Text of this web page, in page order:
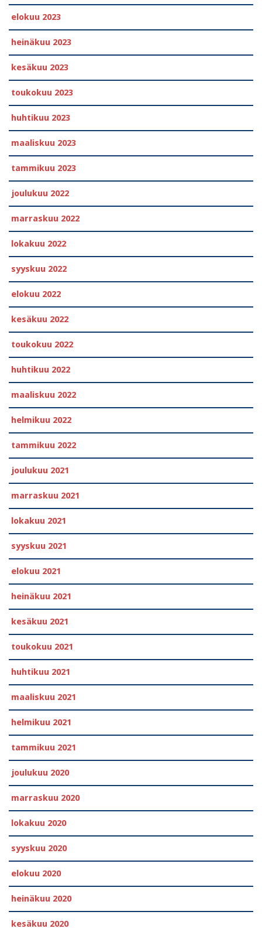
elokuu 2023
heinäkuu 2023
kesäkuu 2023
toukokuu 2023
huhtikuu 2023
maaliskuu 2023
tammikuu 2023
joulukuu 2022
marraskuu 2022
lokakuu 2022
syyskuu 2022
elokuu 2022
kesäkuu 2022
toukokuu 2022
huhtikuu 2022
maaliskuu 2022
helmikuu 2022
tammikuu 2022
joulukuu 2021
marraskuu 2021
lokakuu 2021
syyskuu 2021
elokuu 2021
heinäkuu 2021
kesäkuu 2021
toukokuu 2021
huhtikuu 2021
maaliskuu 2021
helmikuu 2021
tammikuu 2021
joulukuu 2020
marraskuu 2020
lokakuu 2020
syyskuu 2020
elokuu 2020
heinäkuu 2020
kesäkuu 2020